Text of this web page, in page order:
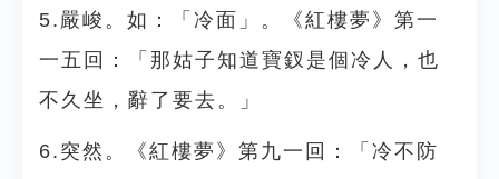
5.嚴峻。如：「冷面」。《紅樓夢》第一
一五回：「那姑子知道寶釵是個冷人，也
不久坐，辭了要去。」
6.突然。《紅樓夢》第九一回：「冷不防